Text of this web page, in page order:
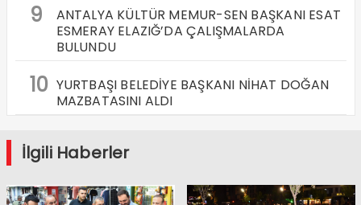
9
ANTALYA KÜLTÜR MEMUR-SEN BAŞKANI ESAT
ESMERAY ELAZIĞ’DA ÇALIŞMALARDA
BULUNDU
10 YURTBAŞI BELEDİYE BAŞKANI NİHAT DOĞAN
MAZBATASINI ALDI
İlgili Haberler